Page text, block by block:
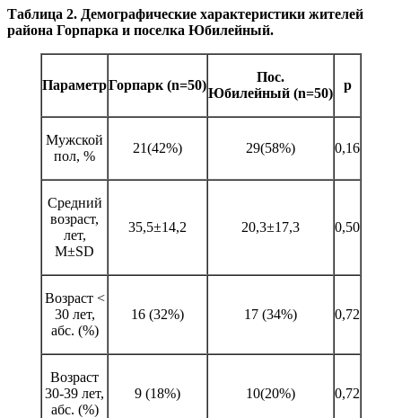
Таблица 2. Демографические характеристики жителей
района Горпарка и поселка Юбилейный.
ПараметрГорпарк (n=50)
Пос.
Юбилейный (n=50)
р
Мужской
пол, %
21(42%) 29(58%) 0,16
Средний
возраст,
лет,
M±SD
35,5±14,2 20,3±17,3 0,50
Возраст <
30 лет,
абс. (%)
16 (32%) 17 (34%) 0,72
Возраст
30-39 лет,
абс. (%)
9 (18%) 10(20%) 0,72